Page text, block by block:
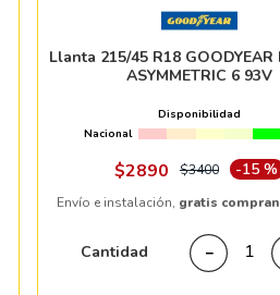
Llanta 215/45 R18 GOODYEAR
ASYMMETRIC 6 93V
Disponibilidad
Nacional
$2890 $3400 -15 %
Envío e instalación, gratis
Cantidad －